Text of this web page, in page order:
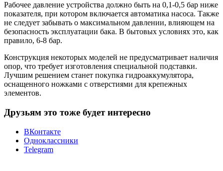
Рабочее давление устройства должно быть на 0,1-0,5 бар ниже
показателя, при котором включается автоматика насоса. Также
не следует забывать о максимальном давлении, влияющем на
безопасность эксплуатации бака. В бытовых условиях это, как
правило, 6-8 бар.
Конструкция некоторых моделей не предусматривает наличия
опор, что требует изготовления специальной подставки.
Лучшим решением станет покупка гидроаккумулятора,
оснащенного ножками с отверстиями для крепежных
элементов.
Друзьям это тоже будет интересно
ВКонтакте
Одноклассники
Telegram